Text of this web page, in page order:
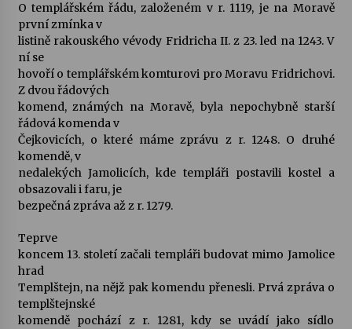
O templářském řádu, založeném v r. 1119, je na Moravě
první zmínka v
listině rakouského vévody Fridricha II. z 23. led na 1243. V
ní se
hovoří o templářském komturovi pro Moravu Fridrichovi.
Z dvou řádových
komend, známých na Moravě, byla nepochybně starší
řádová komenda v
Čejkovicích, o které máme zprávu z r. 1248. O druhé
komendě, v
nedalekých Jamolicích, kde templáři postavili kostel a
obsazovali i faru, je
bezpečná zpráva až z r. 1279.
Teprve
koncem 13. století začali templáři budovat mimo Jamolice
hrad
Templštejn, na nějž pak komendu přenesli. Prvá zpráva o
templštejnské
komendě pochází z r. 1281, kdy se uvádí jako sídlo